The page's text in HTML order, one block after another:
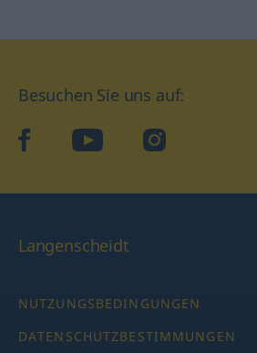
Besuchen Sie uns auf:
facebookYouTube Instagram
Langenscheidt
NUTZUNGSBEDINGUNGEN
DATENSCHUTZBESTIMMUNGEN